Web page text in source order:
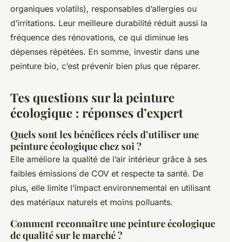
organiques volatils), responsables d’allergies ou
d’irritations. Leur meilleure durabilité réduit aussi la
fréquence des rénovations, ce qui diminue les
dépenses répétées. En somme, investir dans une
peinture bio, c’est prévenir bien plus que réparer.
Tes questions sur la peinture
écologique : réponses d’expert
Quels sont les bénéfices réels d’utiliser une
peinture écologique chez soi ?
Elle améliore la qualité de l’air intérieur grâce à ses
faibles émissions de COV et respecte ta santé. De
plus, elle limite l’impact environnemental en utilisant
des matériaux naturels et moins polluants.
Comment reconnaître une peinture écologique
de qualité sur le marché ?